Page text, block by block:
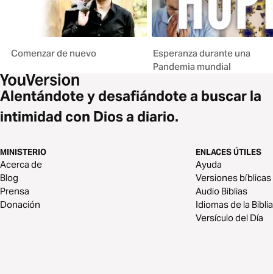
Comenzar de nuevo
Esperanza durante una
Pandemia mundial
Alentándote y desafiándote a buscar la
intimidad con Dios a diario.
MINISTERIO
Acerca de
Blog
Prensa
Donación
ENLACES ÚTILES
Ayuda
Versiones bíblicas
Audio Biblias
Idiomas de la Biblia
Versículo del Día